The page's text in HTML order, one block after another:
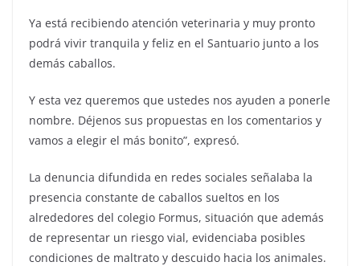
Ya está recibiendo atención veterinaria y muy pronto
podrá vivir tranquila y feliz en el Santuario junto a los
demás caballos.
Y esta vez queremos que ustedes nos ayuden a ponerle
nombre. Déjenos sus propuestas en los comentarios y
vamos a elegir el más bonito”, expresó.
La denuncia difundida en redes sociales señalaba la
presencia constante de caballos sueltos en los
alrededores del colegio Formus, situación que además
de representar un riesgo vial, evidenciaba posibles
condiciones de maltrato y descuido hacia los animales.